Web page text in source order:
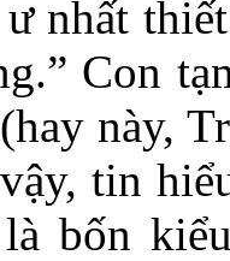
ư nhất
Con
này,
tin
bốn